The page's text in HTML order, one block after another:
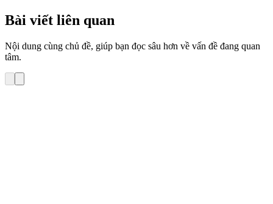
Bài viết liên quan
Nội dung cùng chủ đề, giúp bạn đọc sâu hơn về vấn đề đang quan
tâm.